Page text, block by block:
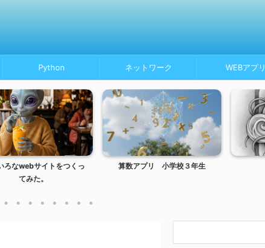
Python ネットワーク WEBアプリ
ろなwebサイトをつくっ
てみた。
算数アプリ 小学校３年生